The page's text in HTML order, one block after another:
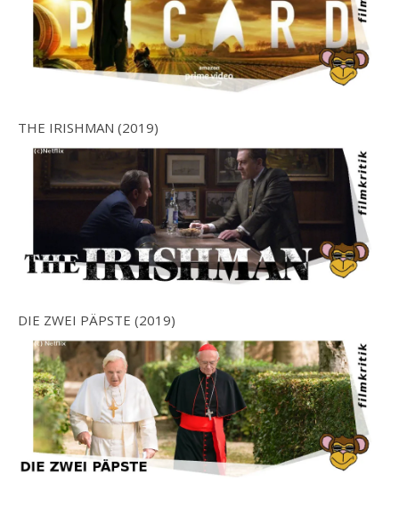
THE IRISHMAN (2019)
DIE ZWEI PÄPSTE (2019)